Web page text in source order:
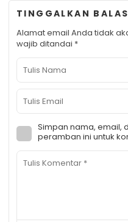
TINGGALKAN
Alamat email Anda tidak
wajib ditandai *
Simpan nama, email,
peramban ini untuk